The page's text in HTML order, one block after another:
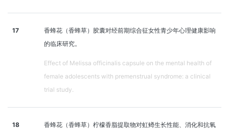
17
香蜂花（香蜂草）胶囊对经前期综合征女性青少年心理健康影响
的临床研究。
Effect of Melissa officinalis capsule on the mental health of
female adolescents with premenstrual syndrome: a clinical
trial study.
18
香蜂花（香蜂草）柠檬香脂提取物对虹鳟生长性能、消化和抗氧